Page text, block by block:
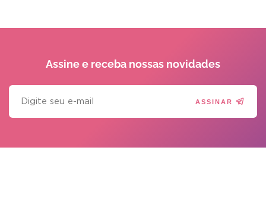
Assine e receba nossas novidades
ASSINAR